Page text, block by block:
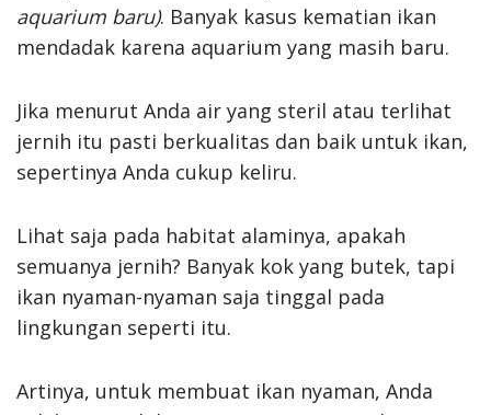
aquarium baru). Banyak kasus kematian ikan
mendadak karena aquarium yang masih baru.
Jika menurut Anda air yang steril atau terlihat
jernih itu pasti berkualitas dan baik untuk ikan,
sepertinya Anda cukup keliru.
Lihat saja pada habitat alaminya, apakah
semuanya jernih? Banyak kok yang butek, tapi
ikan nyaman-nyaman saja tinggal pada
lingkungan seperti itu.
Artinya, untuk membuat ikan nyaman, Anda